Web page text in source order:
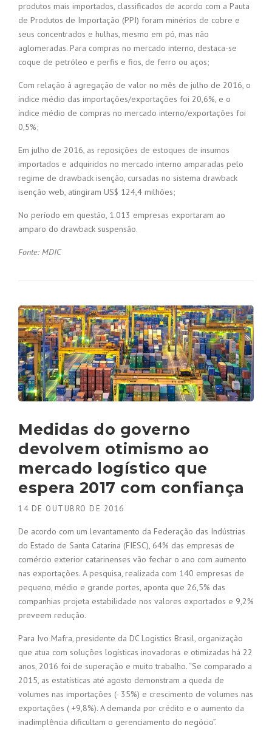
produtos mais importados, classificados de acordo com a Pauta
de Produtos de Importação (PPI) foram minérios de cobre e
seus concentrados e hulhas, mesmo em pó, mas não
aglomeradas. Para compras no mercado interno, destaca-se
coque de petróleo e perfis e fios, de ferro ou aços;
Com relação à agregação de valor no mês de julho de 2016, o
índice médio das importações/exportações foi 20,6%, e o
índice médio de compras no mercado interno/exportações foi
0,5%;
Em julho de 2016, as reposições de estoques de insumos
importados e adquiridos no mercado interno amparadas pelo
regime de drawback isenção, cursadas no sistema drawback
isenção web, atingiram US$ 124,4 milhões;
No período em questão, 1.013 empresas exportaram ao
amparo do drawback suspensão.
Fonte: MDIC
Medidas do governo
devolvem otimismo ao
mercado logístico que
espera 2017 com confiança
14 DE OUTUBRO DE 2016
De acordo com um levantamento da Federação das Indústrias
do Estado de Santa Catarina (FIESC), 64% das empresas de
comércio exterior catarinenses vão fechar o ano com aumento
nas exportações. A pesquisa, realizada com 140 empresas de
pequeno, médio e grande portes, aponta que 26,5% das
companhias projeta estabilidade nos valores exportados e 9,2%
preveem redução.
Para Ivo Mafra, presidente da DC Logistics Brasil, organização
que atua com soluções logísticas inovadoras e otimizadas há 22
anos, 2016 foi de superação e muito trabalho. “Se comparado a
2015, as estatísticas até agosto demonstram a queda de
volumes nas importações (- 35%) e crescimento de volumes nas
exportações ( +9,8%). A demanda por crédito e o aumento da
inadimplência dificultam o gerenciamento do negócio”.